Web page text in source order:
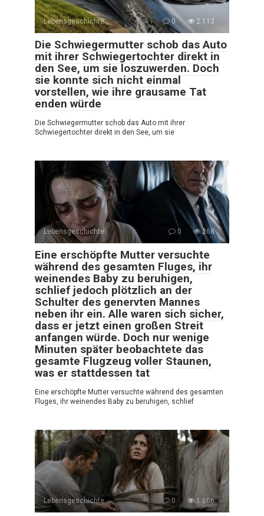
Lebensgeschichte 0 2.113
Die Schwiegermutter schob das Auto
mit ihrer Schwiegertochter direkt in
den See, um sie loszuwerden. Doch
sie konnte sich nicht einmal
vorstellen, wie ihre grausame Tat
enden würde
Die Schwiegermutter schob das Auto mit ihrer
Schwiegertochter direkt in den See, um sie
Lebensgeschichte 0 268
Eine erschöpfte Mutter versuchte
während des gesamten Fluges, ihr
weinendes Baby zu beruhigen,
schlief jedoch plötzlich an der
Schulter des genervten Mannes
neben ihr ein. Alle waren sich sicher,
dass er jetzt einen großen Streit
anfangen würde. Doch nur wenige
Minuten später beobachtete das
gesamte Flugzeug voller Staunen,
was er stattdessen tat
Eine erschöpfte Mutter versuchte während des gesamten
Fluges, ihr weinendes Baby zu beruhigen, schlief
Lebensgeschichte 0 1.606